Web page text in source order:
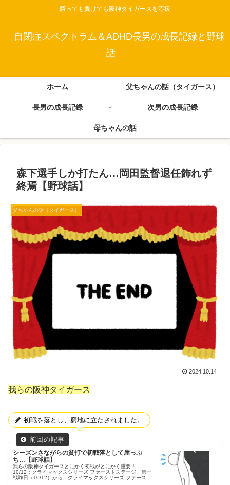
勝っても負けても阪神タイガースを応援
自閉症スペクトラム＆ADHD長男の成長記録と野球
話
ホーム 父ちゃんの話（タイガース）
長男の成長記録 次男の成長記録
母ちゃんの話
森下選手しか打たん…岡田監督退任飾れず
終焉【野球話】
父ちゃんの話（タイガース）
2024.10.14
我らの阪神タイガース
初戦を落とし、窮地に立たされました。
シーズンさながらの貧打で初戦落として崖っぷ
ち…【野球話】
我らの阪神タイガースとにかく初戦がとにかく重要！
10/12：クライマックスシリーズ ファーストステージ 第一
戦昨日（10/12）から、クライマックスシリーズ ファースト